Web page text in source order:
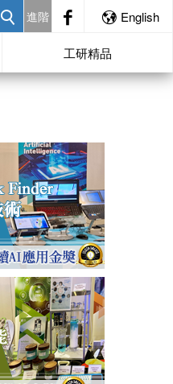
進階 English
工研精品